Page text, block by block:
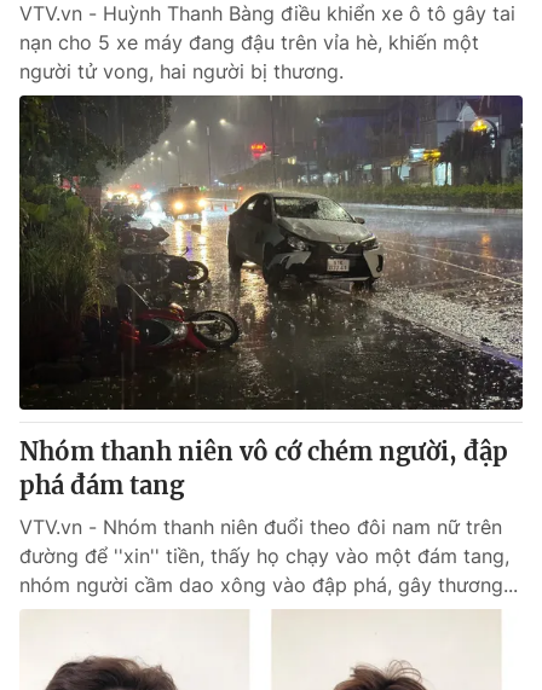
VTV.vn - Huỳnh Thanh Bàng điều khiển xe ô tô gây tai
nạn cho 5 xe máy đang đậu trên vỉa hè, khiến một
người tử vong, hai người bị thương.
Nhóm thanh niên vô cớ chém người, đập
phá đám tang
VTV.vn - Nhóm thanh niên đuổi theo đôi nam nữ trên
đường để ''xin'' tiền, thấy họ chạy vào một đám tang,
nhóm người cầm dao xông vào đập phá, gây thương...